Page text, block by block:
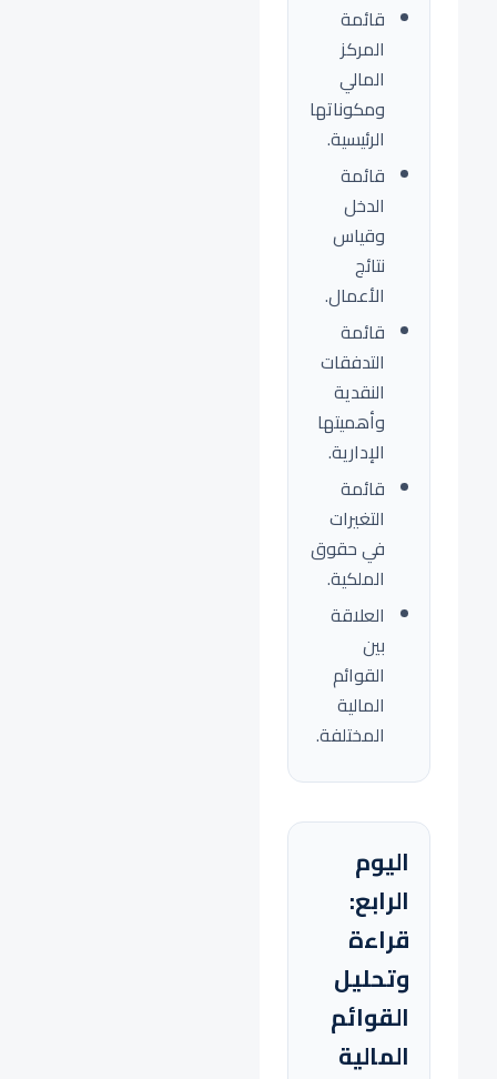
قائمة
المركز
المالي
ومكوناتها
الرئيسية.
قائمة
الدخل
وقياس
نتائج
الأعمال.
قائمة
التدفقات
النقدية
وأهميتها
الإدارية.
قائمة
التغيرات
في حقوق
الملكية.
العلاقة
بين
القوائم
المالية
المختلفة.
اليوم
الرابع:
قراءة
وتحليل
القوائم
المالية